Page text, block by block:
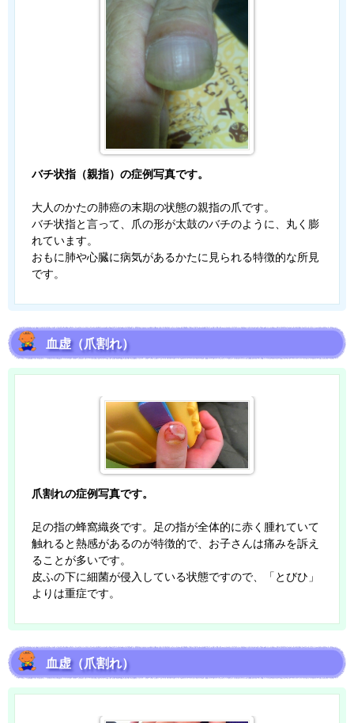
バチ状指（親指）の症例写真です。
大人のかたの肺癌の末期の状態の親指の爪です。
バチ状指と言って、爪の形が太鼓のバチのように、丸く膨
れています。
おもに肺や心臓に病気があるかたに見られる特徴的な所見
です。
血虚（爪割れ）
爪割れの症例写真です。
足の指の蜂窩織炎です。足の指が全体的に赤く腫れていて
触れると熱感があるのが特徴的で、お子さんは痛みを訴え
ることが多いです。
皮ふの下に細菌が侵入している状態ですので、「とびひ」
よりは重症です。
血虚（爪割れ）